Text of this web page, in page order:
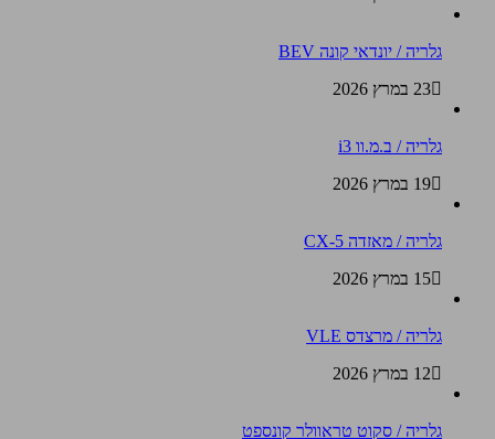
גלריה / יונדאי קונה BEV
23 במרץ 2026
גלריה / ב.מ.וו i3
19 במרץ 2026
גלריה / מאזדה CX-5
15 במרץ 2026
גלריה / מרצדס VLE
12 במרץ 2026
גלריה / סקוט טראוולר קונספט